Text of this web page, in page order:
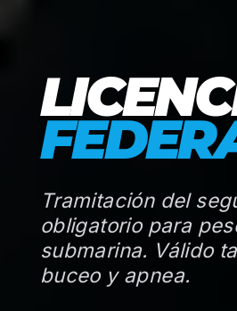
Tramitación del
obligatorio para
submarina. Válido
buceo y apnea.